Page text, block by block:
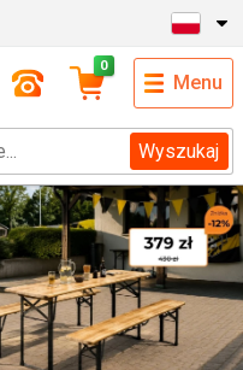
Wyszukaj
0
Menu